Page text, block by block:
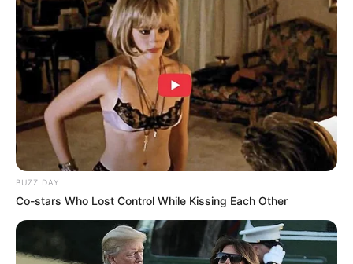
BUZZ DAY
Co-stars Who Lost Control While Kissing Each Other